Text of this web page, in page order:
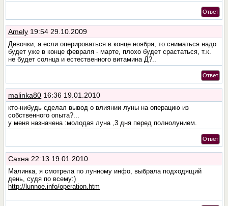
Ответ
Amely 19:54 29.10.2009
Девочки, а если оперироваться в конце ноября, то сниматься надо
будет уже в конце февраля - марте, плохо будет срастаться, т.к.
не будет солнца и естественного витамина Д?..
Ответ
malinka80 16:36 19.01.2010
кто-нибудь сделал вывод о влиянии луны на операцию из
собственного опыта?...
у меня назначена :молодая луна ,3 дня перед полнолунием.
Ответ
Сахна 22:13 19.01.2010
Малинка, я смотрела по лунному инфо, выбрала подходящий
день, судя по всему:)
http://lunnoe.info/operation.htm